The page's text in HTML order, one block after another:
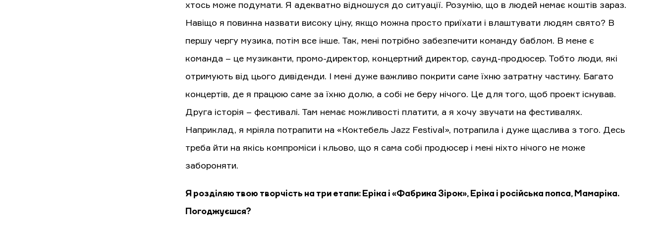
хтось може подумати. Я адекватно відношуся до ситуації. Розумію, що в людей немає коштів зараз.
Навіщо я повинна назвати високу ціну, якщо можна просто приїхати і влаштувати людям свято? В
першу чергу музика, потім все інше. Так, мені потрібно забезпечити команду баблом. В мене є
команда – це музиканти, промо-директор, концертний директор, саунд-продюсер. Тобто люди, які
отримують від цього дивіденди. І мені дуже важливо покрити саме їхню затратну частину. Багато
концертів, де я працюю саме за їхню долю, а собі не беру нічого. Це для того, щоб проект існував.
Друга історія – фестивалі. Там немає можливості платити, а я хочу звучати на фестивалях.
Наприклад, я мріяла потрапити на «Коктебель Jazz Festival», потрапила і дуже щаслива з того. Десь
треба йти на якісь компроміси і кльово, що я сама собі продюсер і мені ніхто нічого не може
забороняти.
Я розділяю твою творчість на три етапи: Еріка і «Фабрика Зірок», Еріка і російська попса, Мамаріка.
Погоджуєшся?